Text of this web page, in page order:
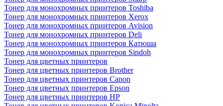
Тонер для монохромных принтеров Toshiba
Тонер для монохромных принтеров Xerox
Тонер для монохромных принтеров Avision
Тонер для монохромных принтеров Deli
Тонер для монохромных принтеров Катюша
Тонер для монохромных принтеров Sindoh
Тонер для цветных принтеров
Тонер для цветных принтеров Brother
Тонер для цветных принтеров Canon
Тонер для цветных принтеров Epson
Тонер для цветных принтеров HP